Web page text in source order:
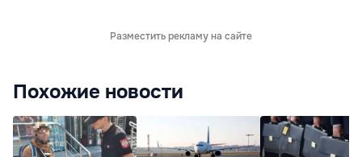
Разместить рекламу на сайте
Похожие новости